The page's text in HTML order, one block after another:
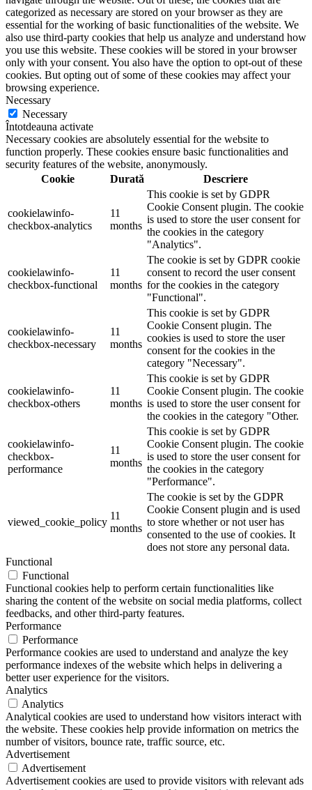
categorized as necessary are stored on your browser as they are
essential for the working of basic functionalities of the website. We
also use third-party cookies that help us analyze and understand how
you use this website. These cookies will be stored in your browser
only with your consent. You also have the option to opt-out of these
cookies. But opting out of some of these cookies may affect your
browsing experience.
Necessary
Necessary
Întotdeauna activate
Necessary cookies are absolutely essential for the website to
function properly. These cookies ensure basic functionalities and
security features of the website, anonymously.
Cookie
Durată Descriere
cookielawinfo-
checkbox-analytics
11
months
This cookie is set by GDPR
Cookie Consent plugin. The cookie
is used to store the user consent for
the cookies in the category
"Analytics".
cookielawinfo-
checkbox-functional
11
months
The cookie is set by GDPR cookie
consent to record the user consent
for the cookies in the category
"Functional".
cookielawinfo-
checkbox-necessary
11
months
This cookie is set by GDPR
Cookie Consent plugin. The
cookies is used to store the user
consent for the cookies in the
category "Necessary".
cookielawinfo-
checkbox-others
11
months
This cookie is set by GDPR
Cookie Consent plugin. The cookie
is used to store the user consent for
the cookies in the category "Other.
cookielawinfo-
checkbox-
performance
11
months
This cookie is set by GDPR
Cookie Consent plugin. The cookie
is used to store the user consent for
the cookies in the category
"Performance".
viewed_cookie_policy
11
months
The cookie is set by the GDPR
Cookie Consent plugin and is used
to store whether or not user has
consented to the use of cookies. It
does not store any personal data.
Functional
Functional
Functional cookies help to perform certain functionalities like
sharing the content of the website on social media platforms, collect
feedbacks, and other third-party features.
Performance
Performance
Performance cookies are used to understand and analyze the key
performance indexes of the website which helps in delivering a
better user experience for the visitors.
Analytics
Analytics
Analytical cookies are used to understand how visitors interact with
the website. These cookies help provide information on metrics the
number of visitors, bounce rate, traffic source, etc.
Advertisement
Advertisement
Advertisement cookies are used to provide visitors with relevant ads